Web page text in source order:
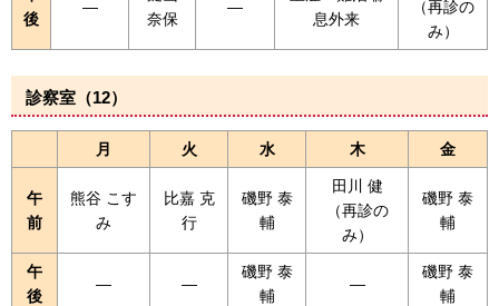
後
―
奈保
―
息外来
（再診の
み）
診察室（12）
月 火 水 木 金
午
前
熊谷 こす
み
比嘉 克
行
磯野 泰
輔
田川 健
（再診の
み）
磯野 泰
輔
午
後
― ―
磯野 泰
輔
—
磯野 泰
輔